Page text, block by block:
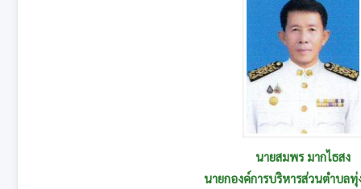
นายสุนทร อาษานอก
รองนายกองค์การบริหารส่วนตำบลทุ่งกระเต็น รับผิดชอบกอ